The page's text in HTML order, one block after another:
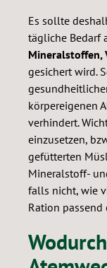
Es sollte
tägliche Bedarf
Mineralstoffen,
gesichert wird.
körpereigenen
verhindert.
einzusetzen,
gefütterten
Mineralstoff-
falls nicht, wie
Ration passend